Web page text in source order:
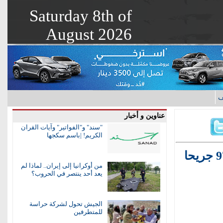
Saturday 8th of
August 2026
عناوين و أخبار
"سند" و"الفواتير" وآيات القران
الكريم! |باسم سكجها
من أوكرانيا إلى إيران.. لماذا لم
يعد أحد ينتصر في الحروب؟
الجيش تحول لشركة حراسة
للمتطرفين